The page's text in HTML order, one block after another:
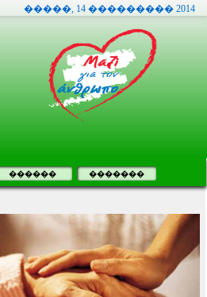
�����, 14 ��������� 2014
������ �������